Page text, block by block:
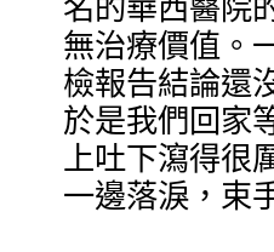
名的華西醫院
無治療價值。
檢報告結論還
於是我們回家
上吐下瀉得很
一邊落淚，束